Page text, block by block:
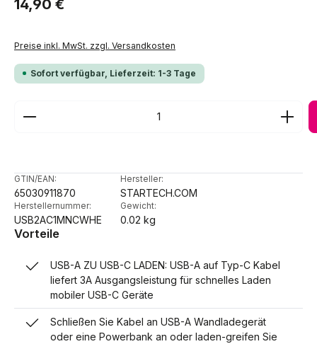
14,90 €
Preise inkl. MwSt. zzgl. Versandkosten
Sofort verfügbar, Lieferzeit: 1-3 Tage
Produkt Anzahl: Gib den gewünschten Wert ein
GTIN/EAN:
65030911870
Hersteller:
STARTECH.COM
Herstellernummer:
USB2AC1MNCWHE
Gewicht:
0.02 kg
Vorteile
USB-A ZU USB-C LADEN: USB-A auf Typ-C Kabel
liefert 3A Ausgangsleistung für schnelles Laden
mobiler USB-C Geräte
Schließen Sie Kabel an USB-A Wandladegerät
oder eine Powerbank an oder laden-greifen Sie